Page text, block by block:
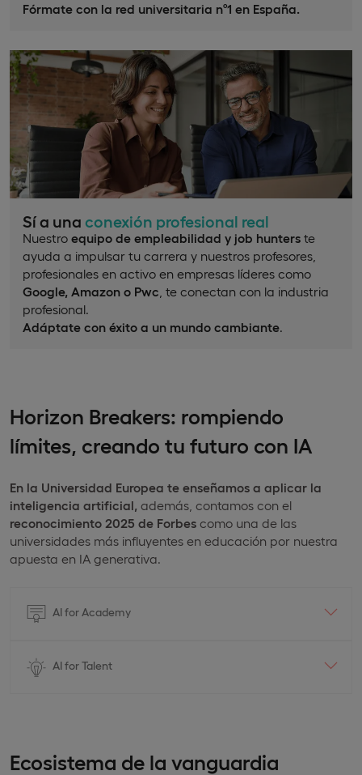
Fórmate con la red universitaria nº1 en España.
Sí a una conexión profesional real
Nuestro equipo de empleabilidad y job hunters te
ayuda a impulsar tu carrera y nuestros profesores,
profesionales en activo en empresas líderes como
Google, Amazon o Pwc , te conectan con la industria
profesional.
Adáptate con éxito a un mundo cambiante.
Horizon Breakers: rompiendo
límites, creando tu futuro con IA
En la Universidad Europea te enseñamos a aplicar la
inteligencia artificial, además, contamos con el
reconocimiento 2025 de Forbes como una de las
universidades más influyentes en educación por nuestra
apuesta en IA generativa.
AI for Academy
AI for Talent
Ecosistema de la vanguardia